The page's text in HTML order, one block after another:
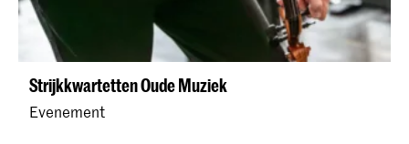
Strijkkwartetten Oude Muziek
Evenement